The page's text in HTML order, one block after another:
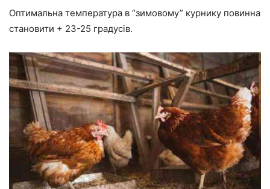
Оптимальна температура в “зимовому” курнику повинна
становити + 23-25 градусів.